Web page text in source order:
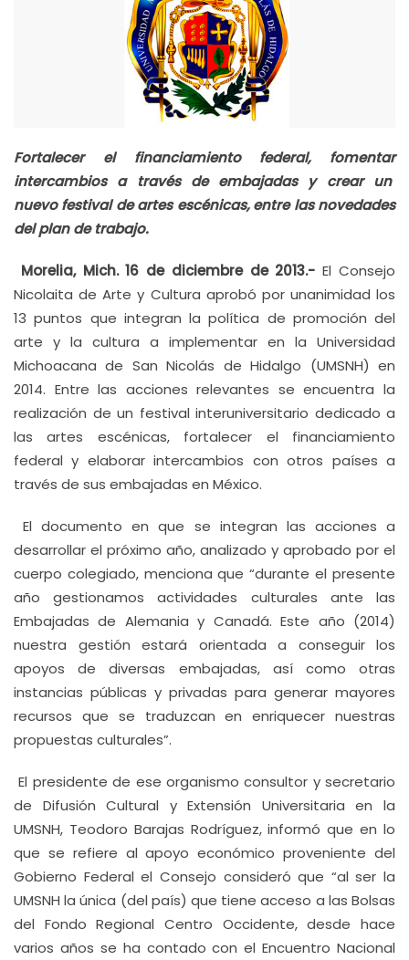
Fortalecer el financiamiento federal, fomentar
intercambios a través de embajadas y crear un
nuevo festival de artes escénicas, entre las novedades
del plan de trabajo.
Morelia, Mich. 16 de diciembre de 2013.- El Consejo
Nicolaita de Arte y Cultura aprobó por unanimidad los
13 puntos que integran la política de promoción del
arte y la cultura a implementar en la Universidad
Michoacana de San Nicolás de Hidalgo (UMSNH) en
2014. Entre las acciones relevantes se encuentra la
realización de un festival interuniversitario dedicado a
las artes escénicas, fortalecer el financiamiento
federal y elaborar intercambios con otros países a
través de sus embajadas en México.
El documento en que se integran las acciones a
desarrollar el próximo año, analizado y aprobado por el
cuerpo colegiado, menciona que “durante el presente
año gestionamos actividades culturales ante las
Embajadas de Alemania y Canadá. Este año (2014)
nuestra gestión estará orientada a conseguir los
apoyos de diversas embajadas, así como otras
instancias públicas y privadas para generar mayores
recursos que se traduzcan en enriquecer nuestras
propuestas culturales”.
El presidente de ese organismo consultor y secretario
de Difusión Cultural y Extensión Universitaria en la
UMSNH, Teodoro Barajas Rodríguez, informó que en lo
que se refiere al apoyo económico proveniente del
Gobierno Federal el Consejo consideró que “al ser la
UMSNH la única (del país) que tiene acceso a las Bolsas
del Fondo Regional Centro Occidente, desde hace
varios años se ha contado con el Encuentro Nacional